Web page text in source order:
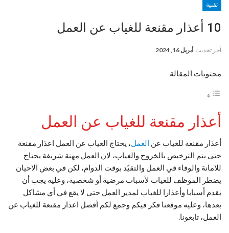
تقنية
10 أعذار مقنعة للغياب عن العمل
آخر تحديث أبريل 16, 2024
محتويات المقالة
أعذار مقنعة للغياب عن العمل
أعذار مقنعة للغياب عن العمل، يحتاج الغياب عن العمل اعذار مقنعة
حتى يتم الترخيص بالخروج والغياب، لان العمل مهنة شريفة يحتاج
للامانة والوفاء في العمل والتقيّد بوقت الدوام، لكن في بعض الاحيان
يضطر الموظف للغياب لأسباب مرضية أو شخصية، وعليه يجب أن
يقدم أسبابا وأعذارا للغياب لمدير العمل حتى لا يقع في أي مشاكل
بعدها، وعليه موقعنا فكر فيكم وجمع لكم أفضل اعذار مقنعة للغياب عن
العمل، تابعونا.